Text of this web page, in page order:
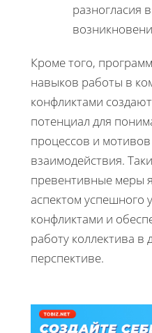
разногласия
Кроме того,
навыков работы в
конфликтами
потенциал для
процессов и
взаимодействия.
превентивные меры
аспектом успешного
конфликтами и
работу коллектива в
перспективе.